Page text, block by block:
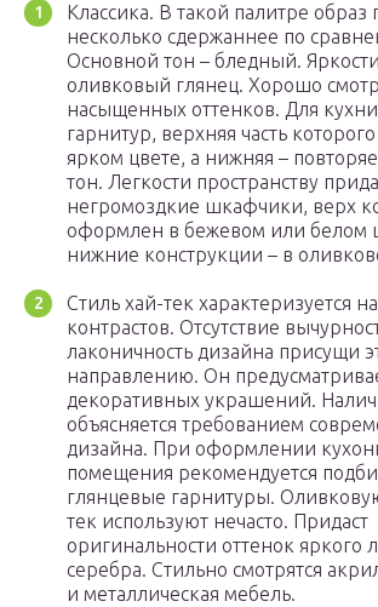
Классика. В такой палитре образ
несколько сдержаннее по
Основной тон – бледный.
оливковый глянец. Хорошо
насыщенных оттенков. Для
гарнитур, верхняя часть
ярком цвете, а нижняя –
тон. Легкости пространству
негромоздкие шкафчики, верх
оформлен в бежевом или белом
нижние конструкции – в
Стиль хай-тек характеризуется
контрастов. Отсутствие
лаконичность дизайна присущи
направлению. Он
декоративных украшений.
объясняется требованием
дизайна. При оформлении
помещения рекомендуется
глянцевые гарнитуры.
тек используют нечасто. Придаст
оригинальности оттенок яркого
серебра. Стильно смотрятся
и металлическая мебель.